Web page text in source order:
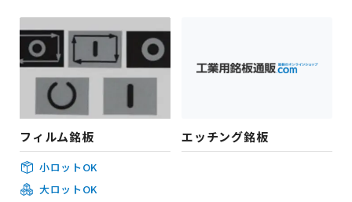
フィルム銘板
小ロットOK
大ロットOK
エッチング銘板